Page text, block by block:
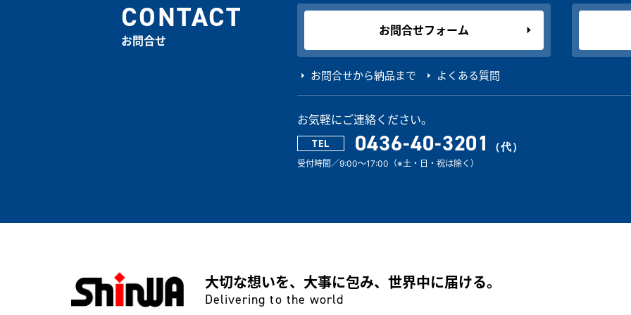
CONTACT
お問合せ
お問合せフォーム
お問合せから納品まで よくある質問
お気軽にご連絡ください。
TEL 0436-40-3201
受付時間／9:00～17:00（※土・日・祝は除く）
大切な想いを、大事に包み、世界中に届ける。
Delivering to the world